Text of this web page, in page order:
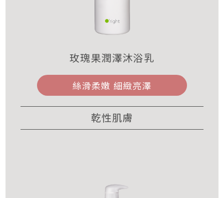
玫瑰果潤澤沐浴乳
絲滑柔嫩 細緻亮澤
乾性肌膚